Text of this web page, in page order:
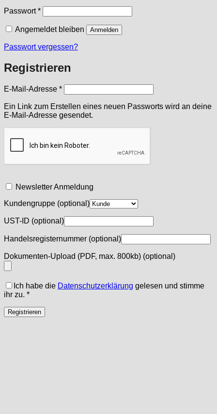
Passwort*Erforderlich
Angemeldet bleiben Anmelden
Passwort vergessen?
Registrieren
E-Mail-Adresse *Erforderlich
Ein Link zum Erstellen eines neuen Passworts wird an deine
E-Mail-Adresse gesendet.
Newsletter Anmeldung
Kundengruppe (optional)
UST-ID (optional)
Handelsregisternummer (optional)
Dokumenten-Upload (PDF, max. 800kb) (optional)
Ich habe die Datenschutzerklärung gelesen und stimme
ihr zu. *
Registrieren